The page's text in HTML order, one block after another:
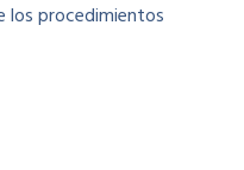
los procedimientos